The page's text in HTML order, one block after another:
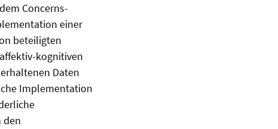
Concerns-
einer
beteiligten
kognitiven
Daten
Implementation
den